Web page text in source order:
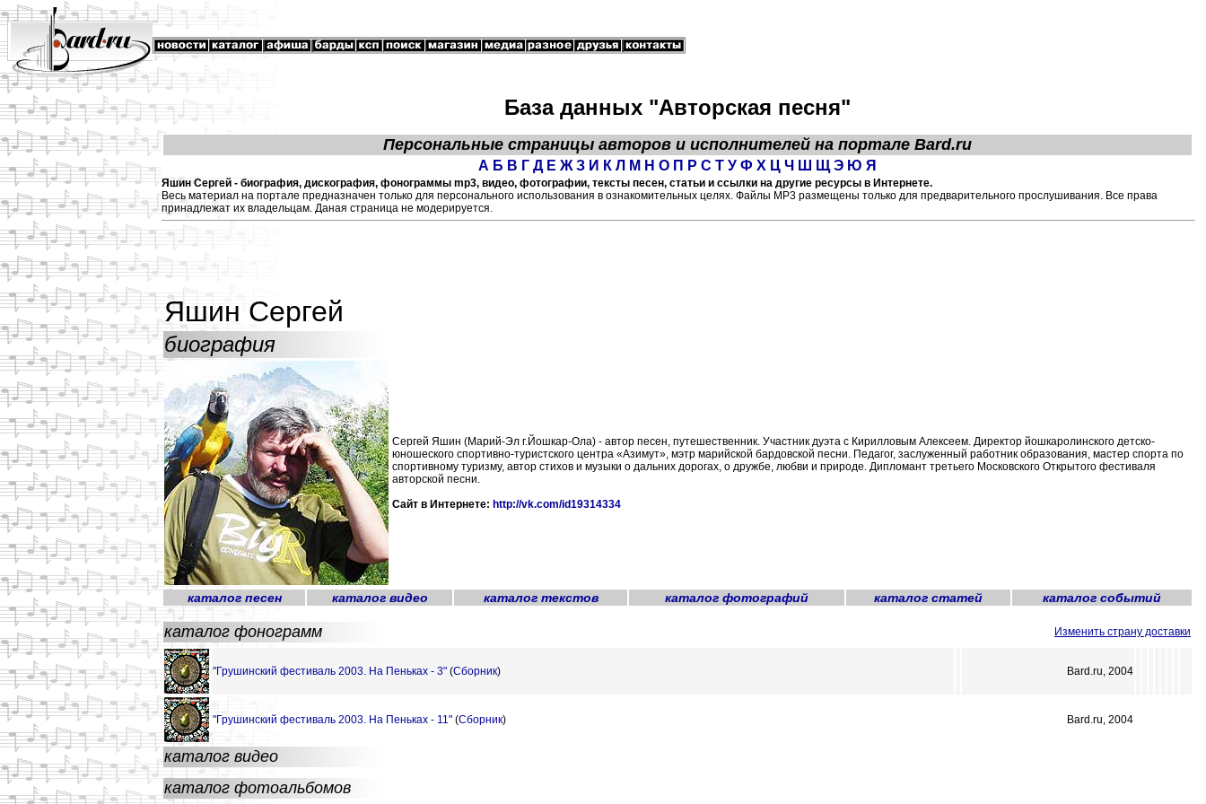
База данных "Авторская песня"
Персональные страницы авторов и исполнителей на портале Bard.ru
А Б В Г Д Е Ж З И К Л М Н О П Р С Т У Ф Х Ц Ч Ш Щ Э Ю Я
Яшин Сергей - биография, дискография, фонограммы mp3, видео, фотографии, тексты песен, статьи и ссылки на другие ресурсы в Интернете.
Весь материал на портале предназначен только для персонального использования в ознакомительных целях. Файлы МР3 размещены только для предварительного прослушивания. Все права
принадлежат их владельцам. Даная страница не модерируется.
Яшин Сергей
биография
Сергей Яшин (Марий-Эл г.Йошкар-Ола) - автор песен, путешественник. Участник дуэта с Кирилловым Алексеем. Директор йошкаролинского детско-
юношеского спортивно-туристского центра «Азимут», мэтр марийской бардовской песни. Педагог, заслуженный работник образования, мастер спорта по
спортивному туризму, автор стихов и музыки о дальних дорогах, о дружбе, любви и природе. Дипломант третьего Московского Открытого фестиваля
авторской песни.
Сайт в Интернете: http://vk.com/id19314334
каталог песен каталог видео каталог текстов каталог фотографий каталог статей каталог событий
каталог фонограмм Изменить страну доставки
"Грушинский фестиваль 2003. На Пеньках - 3" (Сборник) Bard.ru, 2004
"Грушинский фестиваль 2003. На Пеньках - 11" (Сборник) Bard.ru, 2004
каталог видео
каталог фотоальбомов